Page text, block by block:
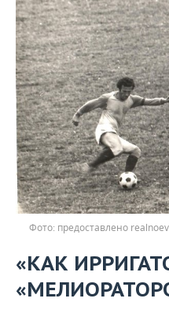
предоставлено
«КАК